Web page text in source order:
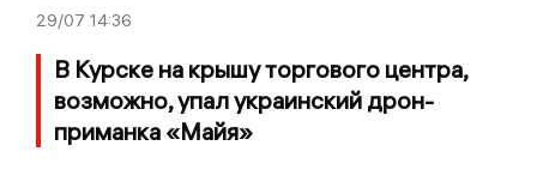
29/07 14:36
В Курске на крышу торгового центра,
возможно, упал украинский дрон-
приманка «Майя»